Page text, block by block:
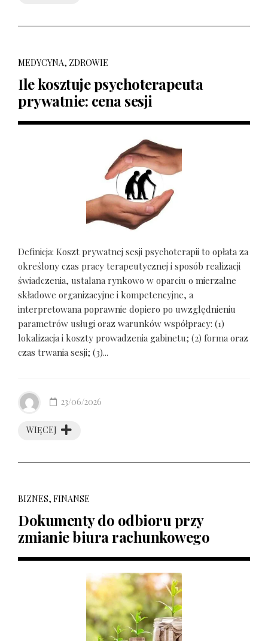
MEDYCYNA, ZDROWIE
Ile kosztuje psychoterapeuta
prywatnie: cena sesji
Definicja: Koszt prywatnej sesji psychoterapii to opłata za
określony czas pracy terapeutycznej i sposób realizacji
świadczenia, ustalana rynkowo w oparciu o mierzalne
składowe organizacyjne i kompetencyjne, a
interpretowana poprawnie dopiero po uwzględnieniu
parametrów usługi oraz warunków współpracy: (1)
lokalizacja i koszty prowadzenia gabinetu; (2) forma oraz
czas trwania sesji; (3)...
WIĘCEJ
23/06/2026
BIZNES, FINANSE
Dokumenty do odbioru przy
zmianie biura rachunkowego